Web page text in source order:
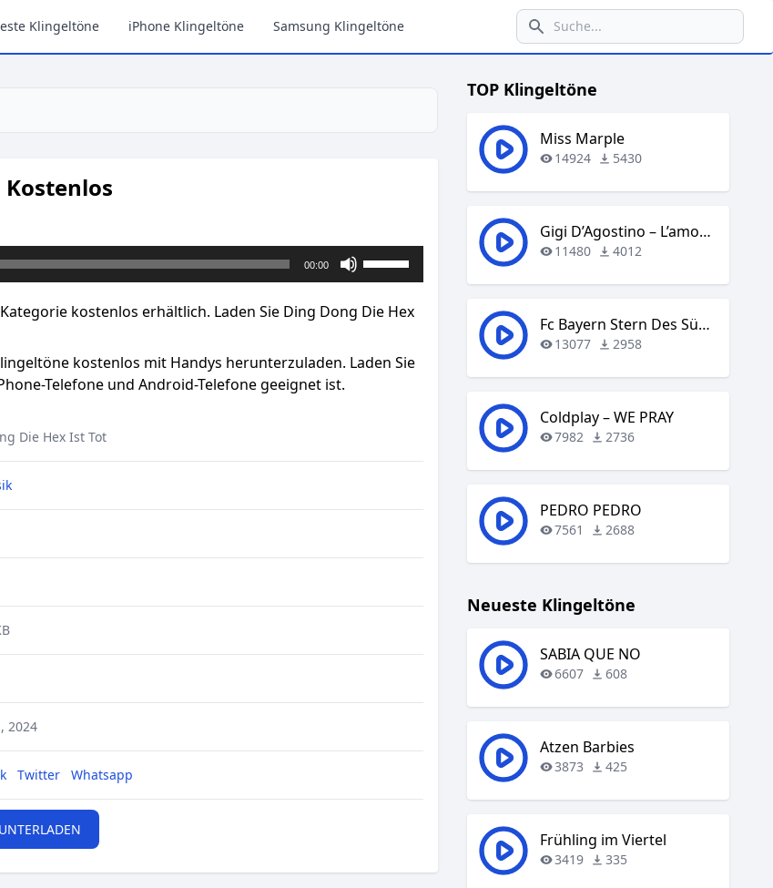
Klingeltöne iPhone Klingeltöne Samsung Klingeltöne
00:00
um
Lautstärke
kostenlos erhältlich. Laden Sie Ding Dong Die Hex
kostenlos mit Handys herunterzuladen. Laden Sie
Telefone und Android-Telefone geeignet ist.
Die Hex Ist Tot
2024
Twitter Whatsapp
TOP Klingeltöne
Miss Marple
14924 5430
Gigi D’Agostino – L’amour Toujours
11480 4012
Fc Bayern Stern Des Südens
13077 2958
Coldplay – WE PRAY
7982 2736
PEDRO PEDRO
7561 2688
Neueste Klingeltöne
SABIA QUE NO
6607 608
Atzen Barbies
3873 425
Frühling im Viertel
3419 335